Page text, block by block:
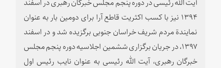
۱۳۹۴ نیز با کسب اکثریت قاطع آرا برای دومین بار به عنوان
نمایندة مردم شریف خراسان جنوبی برگزیده شد و در اسفند
۱۳۹۷، در جریان برگزاری ششمین اجلاسیه دوره پنجم مجلس
خبرگان رهبری، آیت الله رئیسی به عنوان نایب ‌رئیس اول